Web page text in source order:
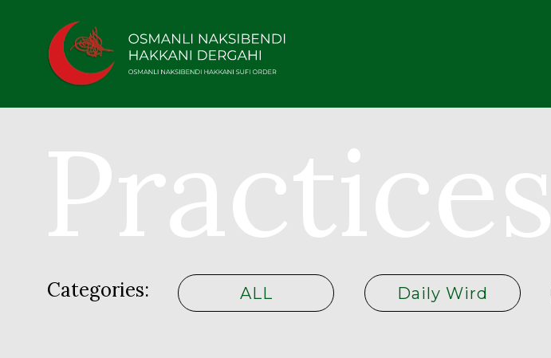
Practices
Categories: ALL Daily Wird